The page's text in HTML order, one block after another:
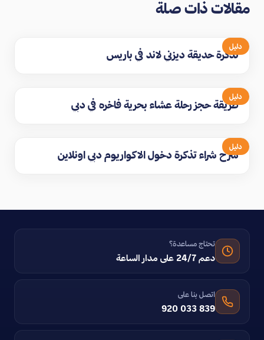
مقالات ذات صلة
دليل
تذكرة حديقة ديزني لاند في باريس
دليل
طريقة حجز رحلة عشاء بحرية فاخره في دبي
دليل
شرح شراء تذكرة دخول الاكواريوم دبي اونلاين
تحتاج مساعدة؟
دعم 24/7 على مدار الساعة
اتصل بنا على
920 033 839